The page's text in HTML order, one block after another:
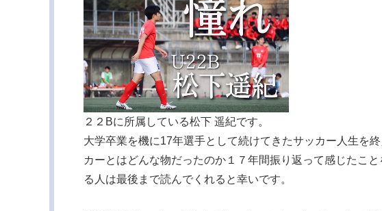
２２Bに所属している松下 遥紀です。
大学卒業を機に17年選手として続けてきたサッカー人生を
カーとはどんな物だったのか１７年間振り返って感じたこ
る人は最後まで読んでくれると幸いです。